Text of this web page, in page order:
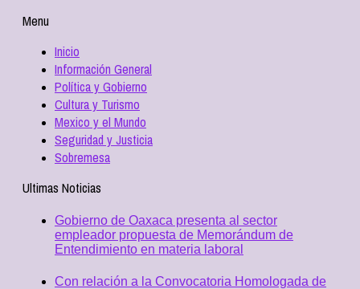
Menu
Inicio
Información General
Política y Gobierno
Cultura y Turismo
Mexico y el Mundo
Seguridad y Justicia
Sobremesa
Ultimas Noticias
Gobierno de Oaxaca presenta al sector
empleador propuesta de Memorándum de
Entendimiento en materia laboral
Con relación a la Convocatoria Homologada de